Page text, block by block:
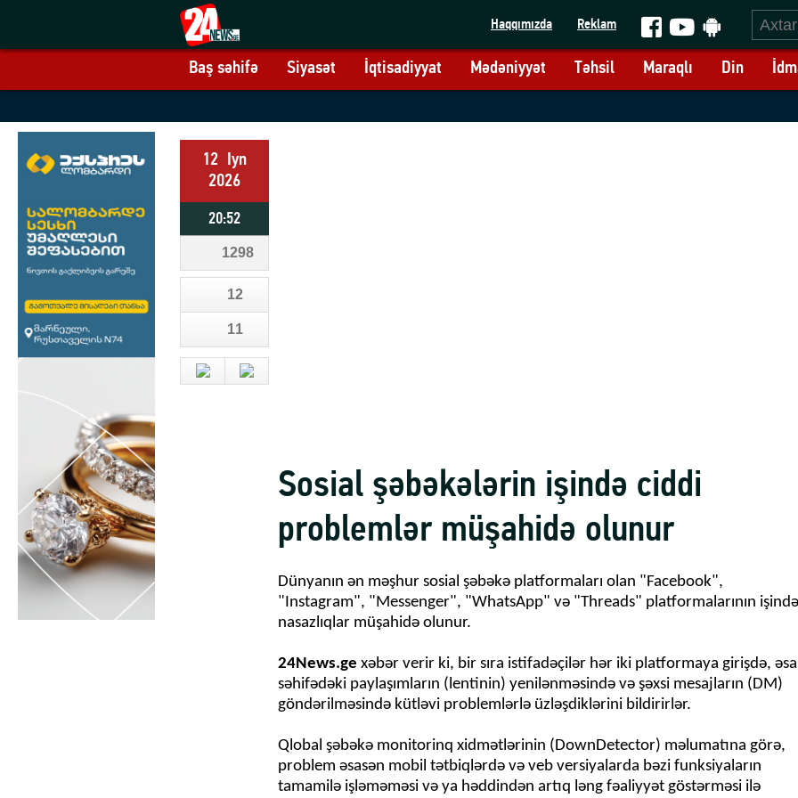
Haqqımızda Reklam
Baş səhifə Siyasət İqtisadiyyat Mədəniyyət Təhsil Maraqlı Din
12 Iyn
2026
20:52
12
11
1298
Sosial şəbəkələrin işində ciddi
problemlər müşahidə olunur
Dünyanın ən məşhur sosial şəbəkə platformaları olan "Facebook",
"Instagram", "Messenger", "WhatsApp" və "Threads" platformalarının işində
nasazlıqlar müşahidə olunur.
24News.ge xəbər verir ki, bir sıra istifadəçilər hər iki platformaya girişdə,
səhifədəki paylaşımların (lentinin) yenilənməsində və şəxsi mesajların (DM)
göndərilməsində kütləvi problemlərlə üzləşdiklərini bildirirlər.
Qlobal şəbəkə monitorinq xidmətlərinin (DownDetector) məlumatına görə,
problem əsasən mobil tətbiqlərdə və veb versiyalarda bəzi funksiyaların
tamamilə işləməməsi və ya həddindən artıq ləng fəaliyyət göstərməsi ilə